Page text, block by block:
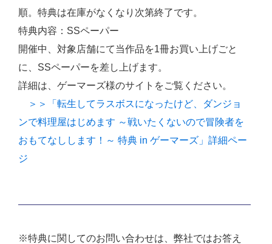
順。特典は在庫がなくなり次第終了です。
特典内容：SSペーパー
開催中、対象店舗にて当作品を1冊お買い上げごと
に、SSペーパーを差し上げます。
詳細は、ゲーマーズ様のサイトをご覧ください。
＞＞「転生してラスボスになったけど、ダンジョ
ンで料理屋はじめます ～戦いたくないので冒険者を
おもてなしします！～ 特典 in ゲーマーズ」詳細ペー
ジ
※特典に関してのお問い合わせは、弊社ではお答え